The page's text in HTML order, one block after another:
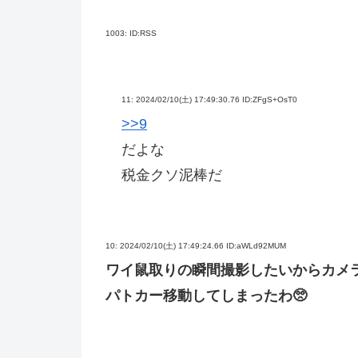
1003: ID:RSS
11: 2024/02/10(土) 17:49:30.76 ID:ZFgS+OsT0
>>9
だよな
税金クソ泥棒だ
10: 2024/02/10(土) 17:49:24.66 ID:aWLd92MUM
ワイ鼠取りの瞬間撮影したいからカメ
パトカー移動してしまったわ🥺